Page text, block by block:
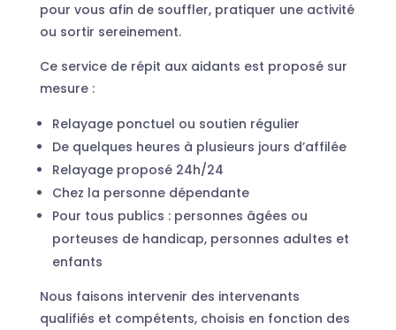
pour vous afin de souffler, pratiquer une activité
ou sortir sereinement.
Ce service de répit aux aidants est proposé sur
mesure :
Relayage ponctuel ou soutien régulier
De quelques heures à plusieurs jours d’affilée
Relayage proposé 24h/24
Chez la personne dépendante
Pour tous publics : personnes âgées ou
porteuses de handicap, personnes adultes et
enfants
Nous faisons intervenir des intervenants
qualifiés et compétents, choisis en fonction des